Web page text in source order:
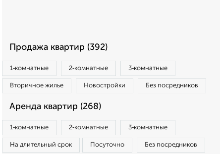
Продажа квартир (392)
1‑комнатные 2‑комнатные 3‑комнатные
Вторичное жилье Новостройки Без посредников
Аренда квартир (268)
1‑комнатные 2‑комнатные 3‑комнатные
На длительный срок Посуточно Без посредников